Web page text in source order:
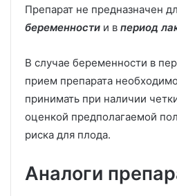
Препарат не предназначен
беременности и в период
В случае беременности в
прием препарата
принимать при наличии
оценкой предполагаемой
риска для плода.
Аналоги